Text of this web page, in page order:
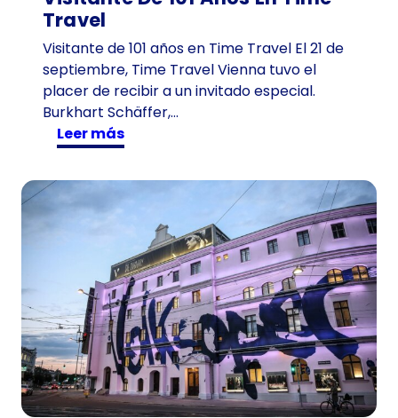
Travel
Visitante de 101 años en Time Travel El 21 de
septiembre, Time Travel Vienna tuvo el
placer de recibir a un invitado especial.
Burkhart Schäffer,…
Leer más:
V
i
s
a
n
t
e
d
e
1
0